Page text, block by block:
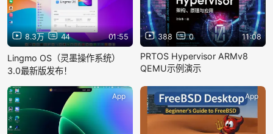
8.3万 44 01:55
Lingmo OS（灵墨操作系统）
3.0最新版发布！
388 0 11:08
PRTOS Hypervisor ARMv8
QEMU示例演示
App App